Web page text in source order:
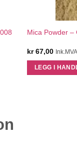
Mica Powder –
kr67,00
LEGG I